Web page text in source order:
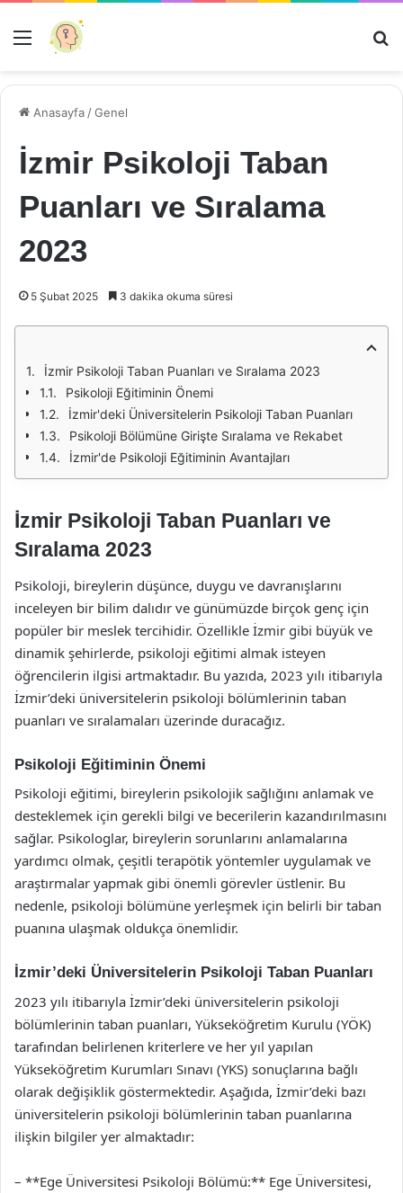
Menü
Anasayfa /Genel
İzmir Psikoloji Taban
Puanları ve Sıralama
2023
5 Şubat 2025 3 dakika okuma süresi
İzmir Psikoloji Taban Puanları ve Sıralama 2023
Psikoloji Eğitiminin Önemi
İzmir'deki Üniversitelerin Psikoloji Taban Puanları
Psikoloji Bölümüne Girişte Sıralama ve Rekabet
İzmir'de Psikoloji Eğitiminin Avantajları
İzmir Psikoloji Taban Puanları ve
Sıralama 2023
Psikoloji, bireylerin düşünce, duygu ve davranışlarını
inceleyen bir bilim dalıdır ve günümüzde birçok genç için
popüler bir meslek tercihidir. Özellikle İzmir gibi büyük ve
dinamik şehirlerde, psikoloji eğitimi almak isteyen
öğrencilerin ilgisi artmaktadır. Bu yazıda, 2023 yılı itibarıyla
İzmir’deki üniversitelerin psikoloji bölümlerinin taban
puanları ve sıralamaları üzerinde duracağız.
Psikoloji Eğitiminin Önemi
Psikoloji eğitimi, bireylerin psikolojik sağlığını anlamak ve
desteklemek için gerekli bilgi ve becerilerin kazandırılmasını
sağlar. Psikologlar, bireylerin sorunlarını anlamalarına
yardımcı olmak, çeşitli terapötik yöntemler uygulamak ve
araştırmalar yapmak gibi önemli görevler üstlenir. Bu
nedenle, psikoloji bölümüne yerleşmek için belirli bir taban
puanına ulaşmak oldukça önemlidir.
İzmir’deki Üniversitelerin Psikoloji Taban Puanları
2023 yılı itibarıyla İzmir’deki üniversitelerin psikoloji
bölümlerinin taban puanları, Yükseköğretim Kurulu (YÖK)
tarafından belirlenen kriterlere ve her yıl yapılan
Yükseköğretim Kurumları Sınavı (YKS) sonuçlarına bağlı
olarak değişiklik göstermektedir. Aşağıda, İzmir’deki bazı
üniversitelerin psikoloji bölümlerinin taban puanlarına
ilişkin bilgiler yer almaktadır:
– **Ege Üniversitesi Psikoloji Bölümü:** Ege Üniversitesi,